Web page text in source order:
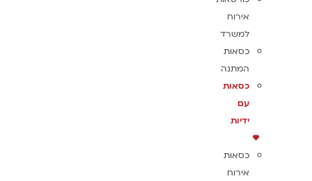
אירוח
למשרד
כסאות
המתנה
כסאות
עם
ידיות
כסאות
אירוח